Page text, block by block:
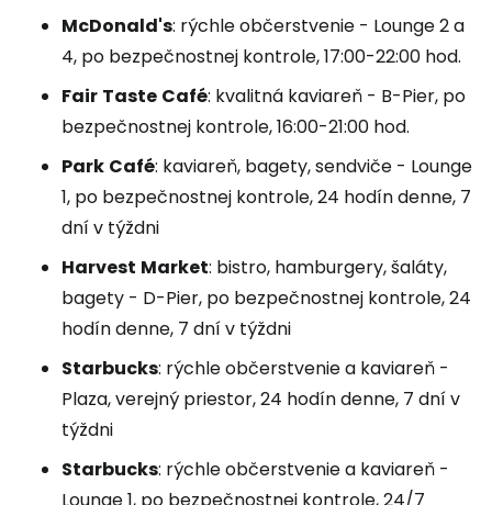
McDonald's: rýchle občerstvenie - Lounge2 a
4, po bezpečnostnej kontrole, 17:00-22:00 hod.
Fair Taste Café: kvalitná kaviareň - B-Pier, po
bezpečnostnej kontrole, 16:00-21:00 hod.
Park Café: kaviareň, bagety, sendviče - Lounge
1, po bezpečnostnej kontrole, 24 hodín denne, 7
dní v týždni
Harvest Market: bistro, hamburgery, šaláty,
bagety - D-Pier, po bezpečnostnej kontrole, 24
hodín denne, 7 dní v týždni
Starbucks: rýchle občerstvenie a kaviareň -
Plaza, verejný priestor, 24 hodín denne, 7 dní v
týždni
Starbucks: rýchle občerstvenie a kaviareň -